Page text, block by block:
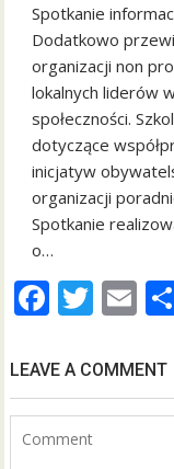
Spotkanie
Dodatkowo
organizacji non
lokalnych liderów
społeczności.
dotyczące
inicjatyw
organizacji
Spotkanie
o…
F
e
b
o
T
itt
er
E
ai
l
LEAVE A COMMENT